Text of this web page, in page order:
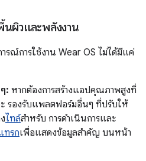
ผิวและพลังงาน
รณ์การใช้งาน Wear OS ไม่ได้มีแค่
: หากต้องการสร้างแอปคุณภาพสูงที่
รองรับแพลตฟอร์มอื่นๆ ที่ปรับให้
ไทล์สำหรับ การดำเนินการและ
ทรกเพื่อแสดงข้อมูลสำคัญ บนหน้า